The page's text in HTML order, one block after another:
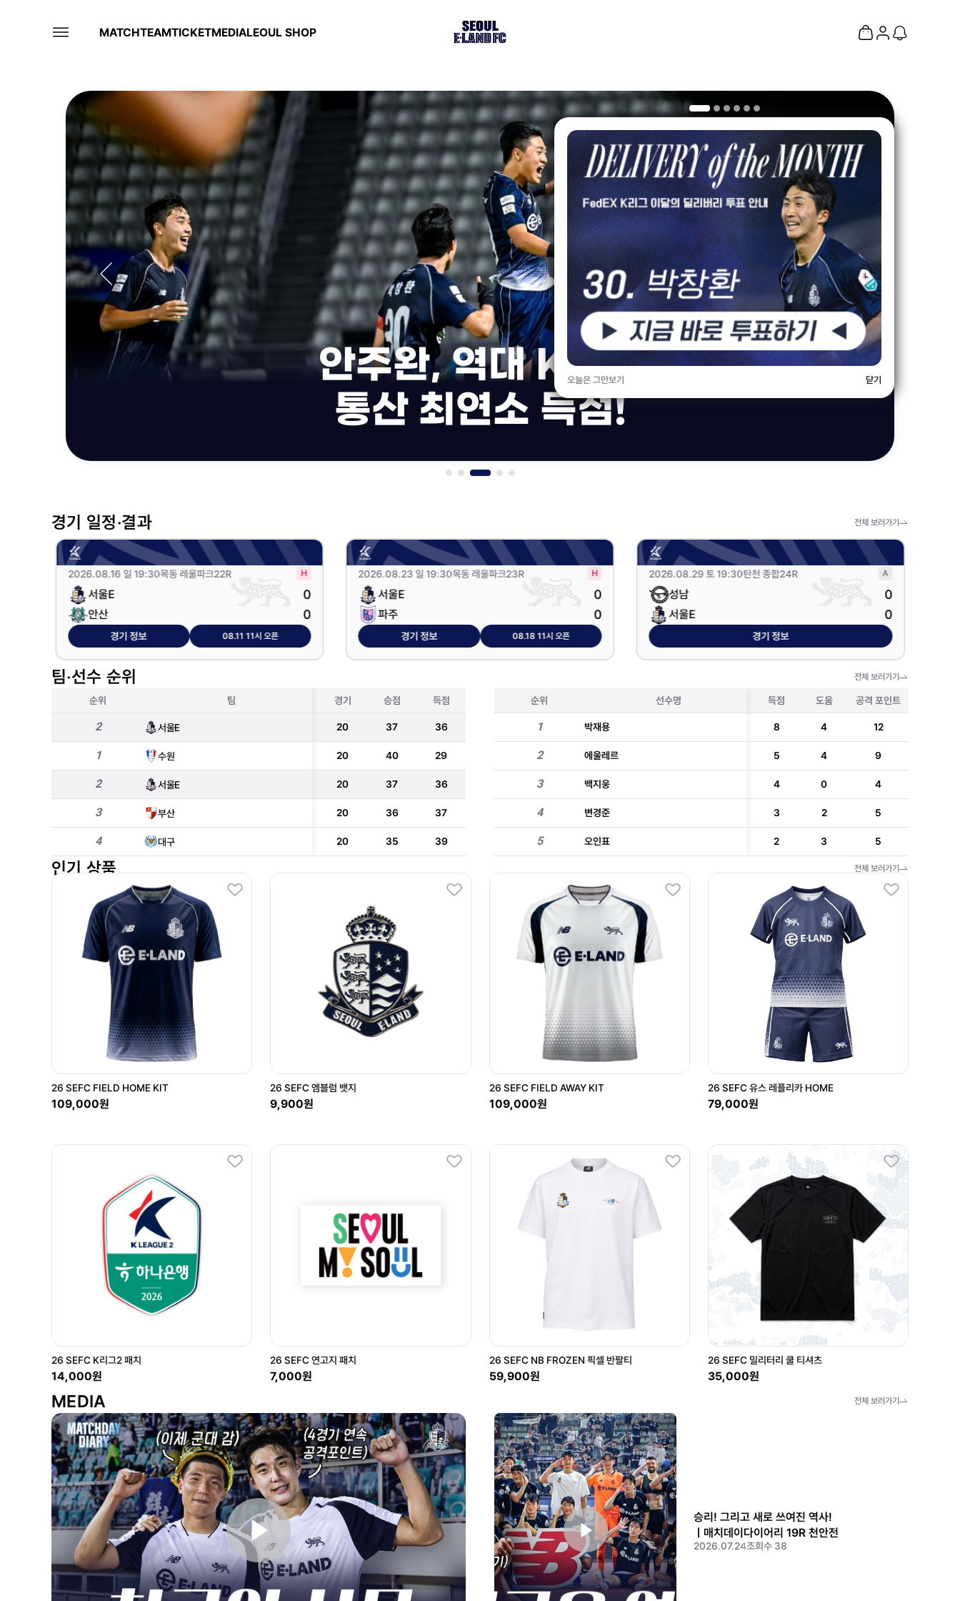
MATCHTEAMTICKETMEDIALEOUL SHOP
J리그 팀들과
국제 유소년 교류!
경기 일정‧결과 전체 보러가기
2026.08.16 일 19:30목동 레울파크22R
서울E 0
안산 0
경기 정보 08.11 11시 오픈
2026.08.23 일 19:30목동 레울파크23R
서울E 0
파주 0
경기 정보 08.18 11시 오픈
2026.08.29 토 19:30탄천 종합24R
성남 0
서울E 0
경기 정보
팀‧선수 순위 전체 보러가기
순위 팀 경기 승점 득점
2 서울E 20 37 36
1 수원 20 40 29
2 서울E 20 37 36
3 부산 20 36 37
4 대구 20 35 39
순위 선수명 득점 도움 공격 포인트
1 박재용 8 4 12
2 에울레르 5 4 9
3 백지웅 4 0 4
4 변경준 3 2 5
5 오인표 2 3 5
인기 상품 전체 보러가기
26 SEFC FIELD HOME KIT
109,000원
26 SEFC 엠블럼 뱃지
9,900원
26 SEFC FIELD AWAY KIT
109,000원
26 SEFC 유스 레플리카 HOME
79,000원
26 SEFC K리그2 패치
14,000원
26 SEFC 연고지 패치
7,000원
26 SEFC NB FROZEN 픽셀 반팔티
59,900원
26 SEFC 밀리터리 쿨 티셔츠
35,000원
MEDIA 전체 보러가기
승리! 그리고 새로 쓰여진 역사!
ㅣ매치데이다이어리 19R 천안전
2026.07.24조회수 38
오늘은 그만보기 닫기